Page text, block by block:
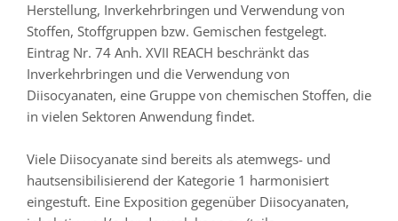
Herstellung, Inverkehrbringen und Verwendung von
Stoffen, Stoffgruppen bzw. Gemischen festgelegt.
Eintrag Nr. 74 Anh. XVII REACH beschränkt das
Inverkehrbringen und die Verwendung von
Diisocyanaten, eine Gruppe von chemischen Stoffen, die
in vielen Sektoren Anwendung findet.
Viele Diisocyanate sind bereits als atemwegs- und
hautsensibilisierend der Kategorie 1 harmonisiert
eingestuft. Eine Exposition gegenüber Diisocyanaten,